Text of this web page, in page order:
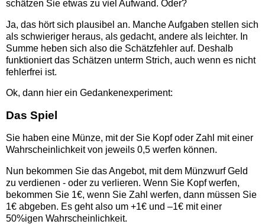
schätzen Sie etwas zu viel Aufwand. Oder?
Ja, das hört sich plausibel an. Manche Aufgaben stellen sich
als schwieriger heraus, als gedacht, andere als leichter. In
Summe heben sich also die Schätzfehler auf. Deshalb
funktioniert das Schätzen unterm Strich, auch wenn es nicht
fehlerfrei ist.
Ok, dann hier ein Gedankenexperiment:
Das Spiel
Sie haben eine Münze, mit der Sie Kopf oder Zahl mit einer
Wahrscheinlichkeit von jeweils 0,5 werfen können.
Nun bekommen Sie das Angebot, mit dem Münzwurf Geld
zu verdienen - oder zu verlieren. Wenn Sie Kopf werfen,
bekommen Sie 1€, wenn Sie Zahl werfen, dann müssen Sie
1€ abgeben. Es geht also um +1€ und –1€ mit einer
50%igen Wahrscheinlichkeit.